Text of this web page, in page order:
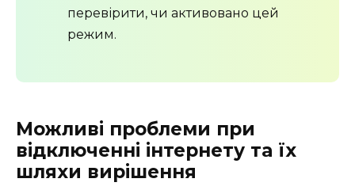
перевірити, чи активовано цей
режим.
Можливі проблеми при
відключенні інтернету та їх
шляхи вирішення